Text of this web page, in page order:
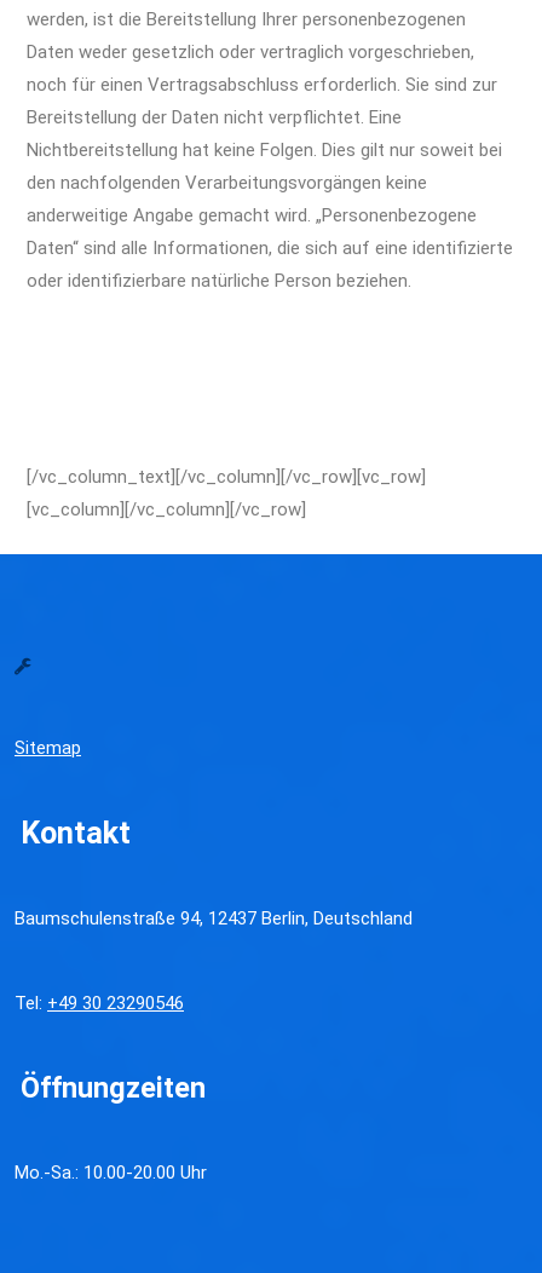
werden, ist die Bereitstellung Ihrer personenbezogenen
Daten weder gesetzlich oder vertraglich vorgeschrieben,
noch für einen Vertragsabschluss erforderlich. Sie sind zur
Bereitstellung der Daten nicht verpflichtet. Eine
Nichtbereitstellung hat keine Folgen. Dies gilt nur soweit bei
den nachfolgenden Verarbeitungsvorgängen keine
anderweitige Angabe gemacht wird. „Personenbezogene
Daten“ sind alle Informationen, die sich auf eine identifizierte
oder identifizierbare natürliche Person beziehen.
[/vc_column_text][/vc_column][/vc_row][vc_row]
[vc_column][/vc_column][/vc_row]
Sitemap
Kontakt
Baumschulenstraße 94, 12437 Berlin, Deutschland
Tel: +49 30 23290546
Öffnungzeiten
Mo.-Sa.: 10.00-20.00 Uhr